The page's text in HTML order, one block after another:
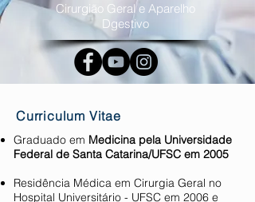
Cirurgião Geral e Aparelho
Dgestivo
Curriculum Vitae
Graduado em Medicina pela Universidade
Federal de Santa Catarina/UFSC em 2005
Residência Médica em Cirurgia Geral no
Hospital Universitário - UFSC em 2006 e